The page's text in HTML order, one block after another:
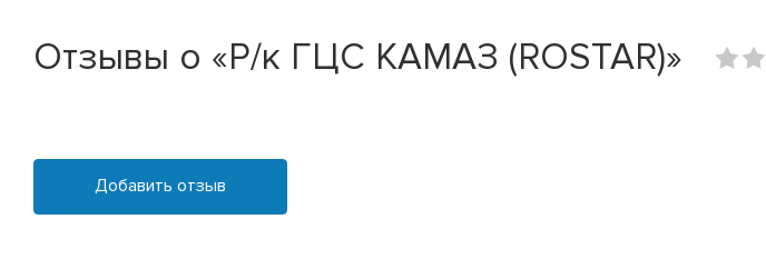
Отзывы о «Р/к ГЦС КАМАЗ (ROSTAR)»
Добавить отзыв